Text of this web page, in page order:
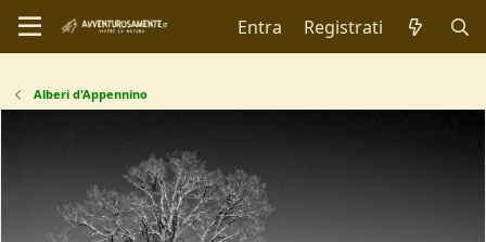
Entra Registrati
Alberi d'Appennino